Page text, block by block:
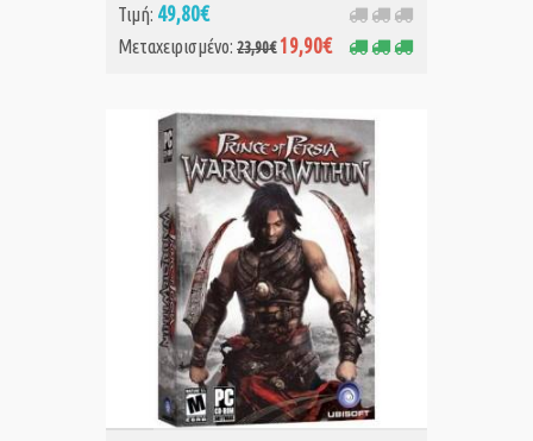
Τιμή: 49,80€
Μεταχειρισμένο: 23,90€ 19,90€